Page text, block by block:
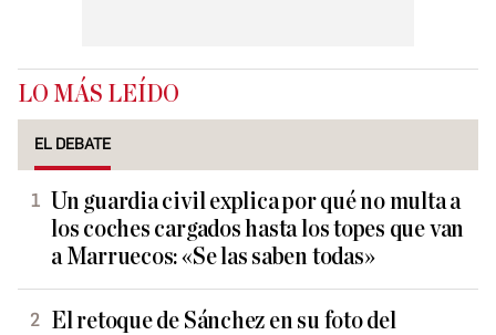
LO MÁS LEÍDO
EL DEBATE
Un guardia civil explica por qué no multa a
los coches cargados hasta los topes que van
a Marruecos: «Se las saben todas»
El retoque de Sánchez en su foto del